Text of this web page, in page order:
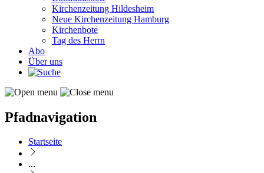
Kirchenzeitung Hildesheim
Neue Kirchenzeitung Hamburg
Kirchenbote
Tag des Herrn
Abo
Über uns
Pfadnavigation
Startseite
...